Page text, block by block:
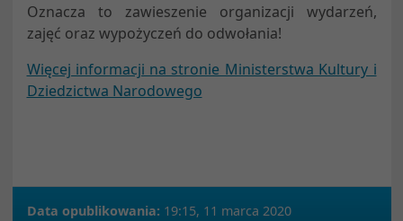
Oznacza to zawieszenie organizacji wydarzeń,
zajęć oraz wypożyczeń do odwołania!
Więcej informacji na stronie Ministerstwa Kultury i
Dziedzictwa Narodowego
Data opublikowania: 19:15, 11 marca 2020